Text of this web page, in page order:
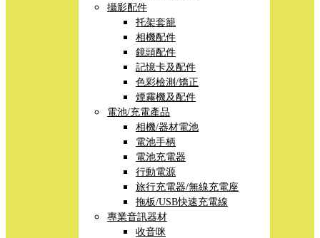
攝影配件
托架套籠
相機配件
鏡頭配件
記憶卡及配件
色彩檢測/矯正
煙霧機及配件
電池/充電產品
相機/器材電池
電池手柄
電池充電器
行動電源
旅行充電器/無線充電座
拖板/USB快速充電線
專業音訊器材
收音咪